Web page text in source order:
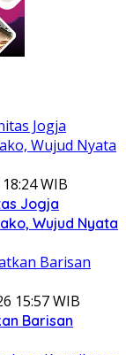
WIB
Jogja
Wujud Nyata
15:57 WIB
Barisan